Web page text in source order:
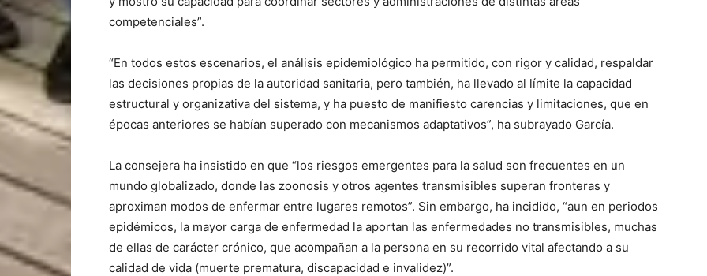
competenciales”.
“En todos estos escenarios, el análisis epidemiológico ha permitido, con rigor y calidad, respaldar
las decisiones propias de la autoridad sanitaria, pero también, ha llevado al límite la capacidad
estructural y organizativa del sistema, y ha puesto de manifiesto carencias y limitaciones, que en
épocas anteriores se habían superado con mecanismos adaptativos”, ha subrayado García.
La consejera ha insistido en que “los riesgos emergentes para la salud son frecuentes en un
mundo globalizado, donde las zoonosis y otros agentes transmisibles superan fronteras y
aproximan modos de enfermar entre lugares remotos”. Sin embargo, ha incidido, “aun en periodos
epidémicos, la mayor carga de enfermedad la aportan las enfermedades no transmisibles, muchas
de ellas de carácter crónico, que acompañan a la persona en su recorrido vital afectando a su
calidad de vida (muerte prematura, discapacidad e invalidez)”.